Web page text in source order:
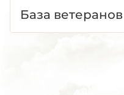
База ветеранов